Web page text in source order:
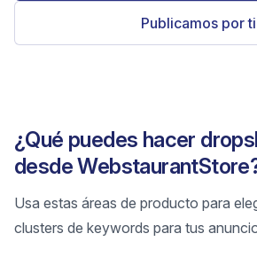
Publicamos por ti
¿Qué puedes hacer
desde
Usa estas áreas de producto para
clusters de keywords para tus